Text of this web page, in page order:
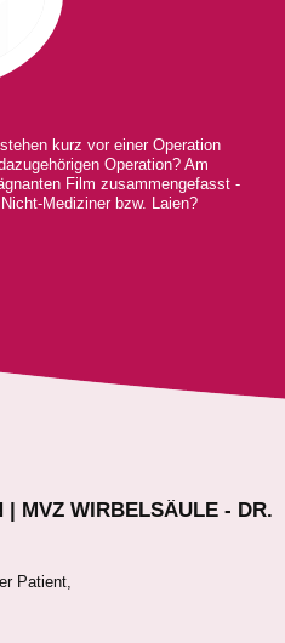
kurz vor einer Operation
Operation? Am
Film zusammengefasst -
Mediziner bzw. Laien?
| MVZ WIRBELSÄULE - DR.
Patient,